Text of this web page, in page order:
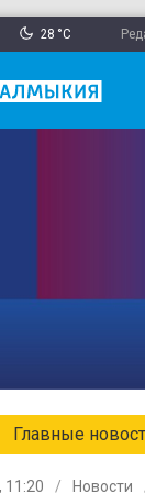
28 °C
Главные
11:20 Новости